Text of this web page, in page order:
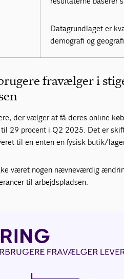
Datagrundlaget er
demografi og
fravælger i
der vælger at få deres online
29 procent i Q2 2025. Det er
til en enten en fysisk butik/
været nogen nævneværdig
til arbejdspladsen.